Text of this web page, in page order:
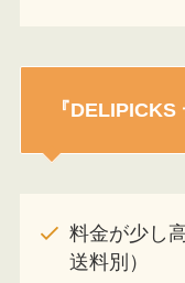
『
料金が少し
送料別）